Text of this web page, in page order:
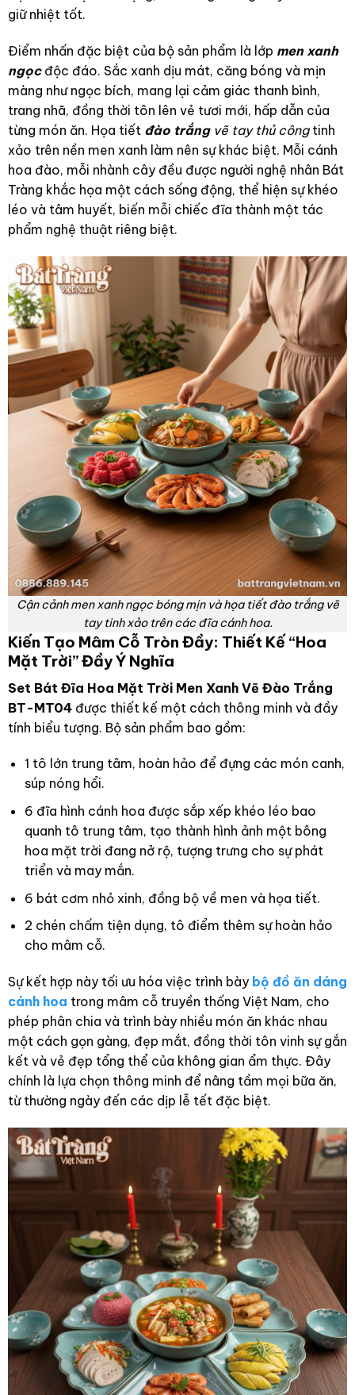
giữ nhiệt tốt.
Điểm nhấn đặc biệt của bộ sản phẩm là lớp men xanh
ngọcđộc đáo. Sắc xanh dịu mát, căng bóng và mịn
màng như ngọc bích, mang lại cảm giác thanh bình,
trang nhã, đồng thời tôn lên vẻ tươi mới, hấp dẫn của
từng món ăn. Họa tiết đào trắngvẽ tay thủ côngtinh
xảo trên nền men xanh làm nên sự khác biệt. Mỗi cánh
hoa đào, mỗi nhành cây đều được người nghệ nhân Bát
Tràng khắc họa một cách sống động, thể hiện sự khéo
léo và tâm huyết, biến mỗi chiếc đĩa thành một tác
phẩm nghệ thuật riêng biệt.
Cận cảnh men xanh ngọc bóng mịn và họa tiết đào trắng vẽ
tay tinh xảo trên các đĩa cánh hoa.
Kiến Tạo Mâm Cỗ Tròn Đầy: Thiết Kế “Hoa
Mặt Trời” Đầy Ý Nghĩa
Set Bát Đĩa Hoa Mặt Trời Men Xanh Vẽ Đào Trắng
BT-MT04được thiết kế một cách thông minh và đầy
tính biểu tượng. Bộ sản phẩm bao gồm:
1 tô lớn trung tâm, hoàn hảo để đựng các món canh,
súp nóng hổi.
6 đĩa hình cánh hoa được sắp xếp khéo léo bao
quanh tô trung tâm, tạo thành hình ảnh một bông
hoa mặt trời đang nở rộ, tượng trưng cho sự phát
triển và may mắn.
6 bát cơm nhỏ xinh, đồng bộ về men và họa tiết.
2 chén chấm tiện dụng, tô điểm thêm sự hoàn hảo
cho mâm cỗ.
Sự kết hợp này tối ưu hóa việc trình bày bộ đồ ăn dáng
cánh hoa trong mâm cỗ truyền thống Việt Nam, cho
phép phân chia và trình bày nhiều món ăn khác nhau
một cách gọn gàng, đẹp mắt, đồng thời tôn vinh sự gắn
kết và vẻ đẹp tổng thể của không gian ẩm thực. Đây
chính là lựa chọn thông minh để nâng tầm mọi bữa ăn,
từ thường ngày đến các dịp lễ tết đặc biệt.